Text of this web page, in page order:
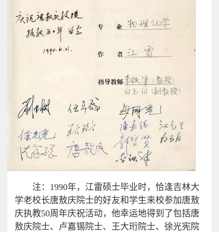
注：1990年，江雷硕士毕业时，恰逢吉林大
学老校长唐敖庆院士的好友和学生来校参加唐敖
庆执教50周年庆祝活动，他幸运地得到了包括唐
敖庆院士、卢嘉锡院士、王大珩院士、徐光宪院